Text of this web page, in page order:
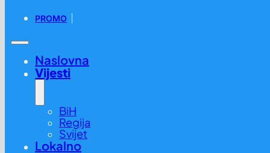
PROMO
Naslovna
Vijesti
BiH
Regija
Svijet
Lokalno